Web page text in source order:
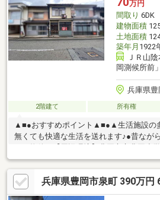
万円
間取り 6DK
建物面積
土地面積
築年月 1922
ＪＲ山
岡測候所前
兵庫県
2階建て 所有権
▲■●おすすめポイント▲■●▲生活施設の
無くても快適な生活を送れます♪●昔なが
但馬信用金庫 豊岡南支店：徒歩6分（
徒歩4分（300m）スーパーマルワ豊岡三
ファミリーマート豊岡城南町店：徒歩2分
受け付けております！是非、お問い合わ
兵庫県豊岡市泉町 390万円